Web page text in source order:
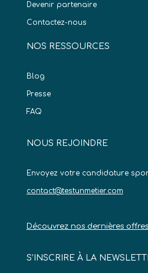
Devenir partenaire
Contactez-nous
NOS RESSOURCES
Blog
Presse
FAQ
NOUS REJOINDRE
Envoyez votre candidature
contact@testunmetier.com
Découvrez nos dernières
S’INSCRIRE À LA